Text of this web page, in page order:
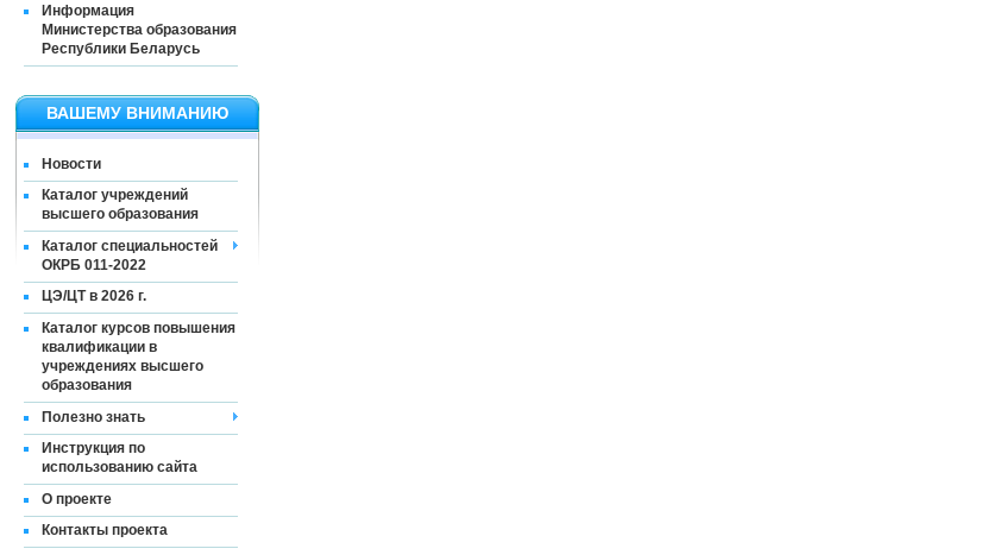
Информация
Министерства образования
Республики Беларусь
ВАШЕМУ ВНИМАНИЮ
Новости
Каталог учреждений
высшего образования
Каталог специальностей
ОКРБ 011-2022
ЦЭ/ЦТ в 2026 г.
Каталог курсов повышения
квалификации в
учреждениях высшего
образования
Полезно знать
Инструкция по
использованию сайта
О проекте
Контакты проекта